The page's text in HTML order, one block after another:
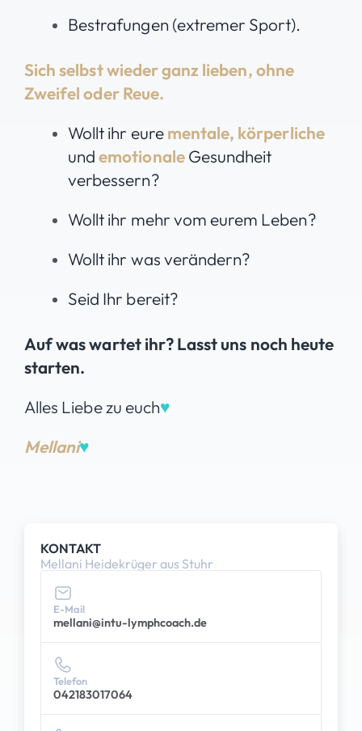
Bestrafungen (extremer Sport).
Sich selbst wieder ganz lieben,ohne
Zweifel oder Reue.
Wollt ihr eurementale, körperliche
undemotionaleGesundheit
verbessern?
Wollt ihr mehr vom eurem Leben?
Wollt ihr was verändern?
Seid Ihr bereit?
Auf was wartet ihr? Lasst uns noch heute
starten.
Alles Liebe zu euch♥
Mellani♥
KONTAKT
Mellani Heidekrüger aus Stuhr
E-Mail
mellani@intu-lymphcoach.de
Telefon
042183017064